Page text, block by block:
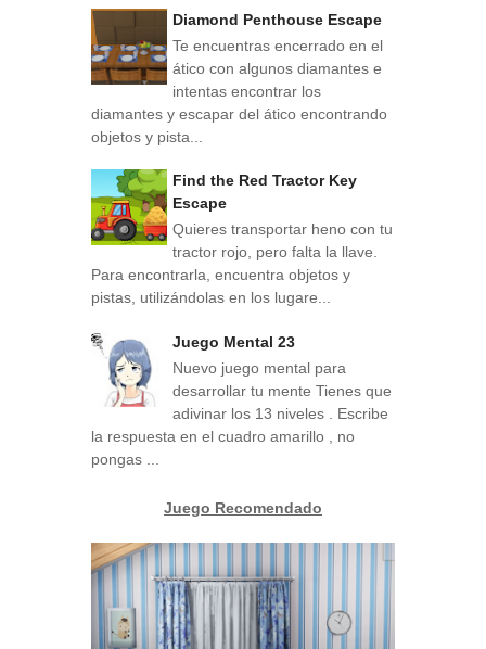
Diamond Penthouse Escape
Te encuentras encerrado en el
ático con algunos diamantes e
intentas encontrar los
diamantes y escapar del ático encontrando
objetos y pista...
Find the Red Tractor Key
Escape
Quieres transportar heno con tu
tractor rojo, pero falta la llave.
Para encontrarla, encuentra objetos y
pistas, utilizándolas en los lugare...
Juego Mental 23
Nuevo juego mental para
desarrollar tu mente Tienes que
adivinar los 13 niveles . Escribe
la respuesta en el cuadro amarillo , no
pongas ...
Juego Recomendado